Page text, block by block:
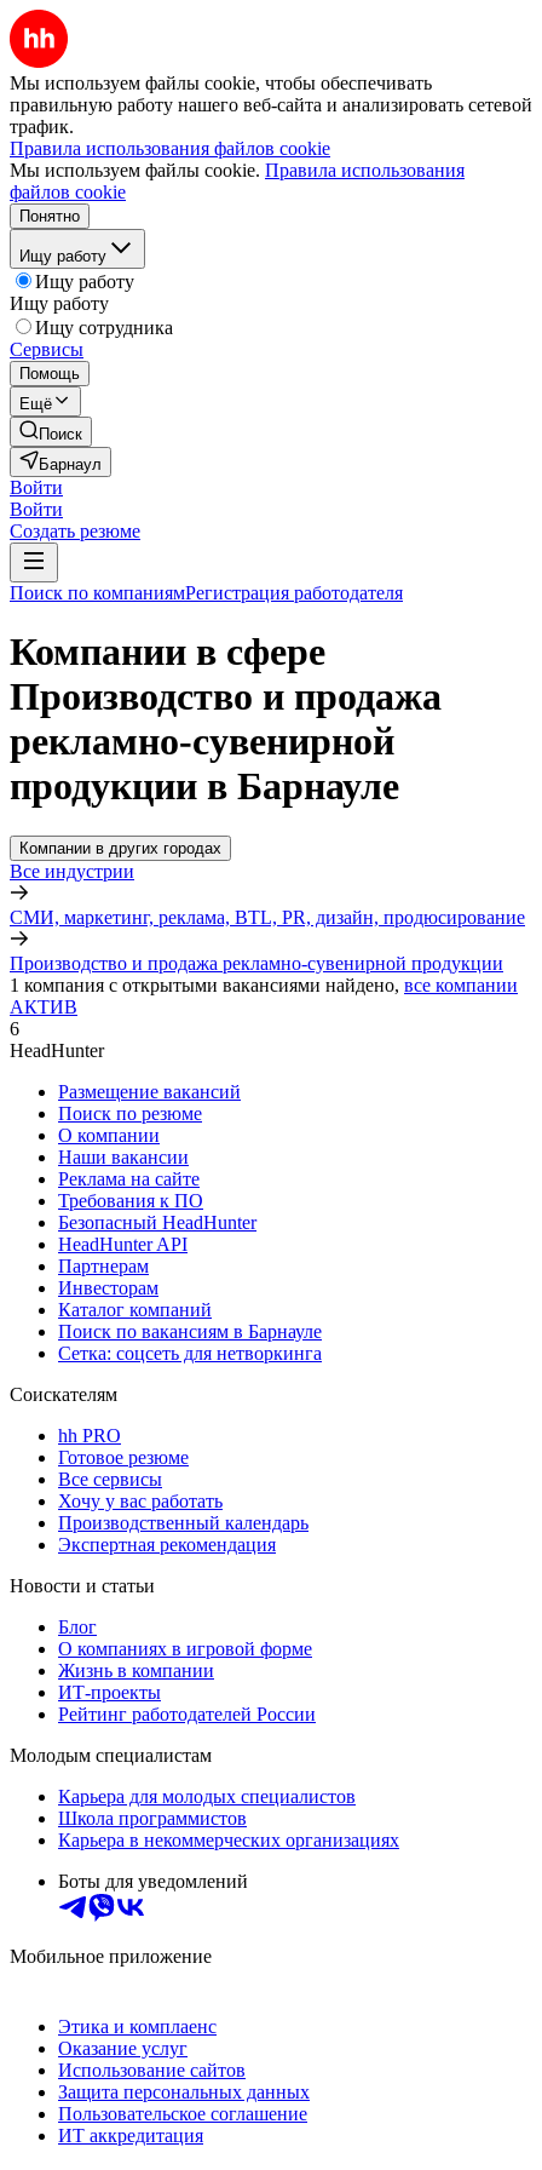
Мы используем файлы cookie, чтобы обеспечивать
правильную работу нашего веб-сайта и анализировать сетевой
трафик.
Правила использования файлов cookie
Мы используем файлы cookie. Правила использования
файлов cookie
Понятно
Ищу работу
Ищу работу
Ищу работу
Ищу сотрудника
Сервисы
Помощь
Ещё
Поиск
Барнаул
Войти
Войти
Создать резюме
Поиск по компаниямРегистрация работодателя
Компании в сфере
Производство и продажа
рекламно-сувенирной
продукции в Барнауле
Компании в других городах
Все индустрии
СМИ, маркетинг, реклама, BTL, PR, дизайн, продюсирование
Производство и продажа рекламно-сувенирной продукции
1 компания с открытыми вакансиями найдено, все компании
АКТИВ
6
HeadHunter
Размещение вакансий
Поиск по резюме
О компании
Наши вакансии
Реклама на сайте
Требования к ПО
Безопасный HeadHunter
HeadHunter API
Партнерам
Инвесторам
Каталог компаний
Поиск по вакансиям в Барнауле
Сетка: соцсеть для нетворкинга
Соискателям
hh PRO
Готовое резюме
Все сервисы
Хочу у вас работать
Производственный календарь
Экспертная рекомендация
Новости и статьи
Блог
О компаниях в игровой форме
Жизнь в компании
ИТ-проекты
Рейтинг работодателей России
Молодым специалистам
Карьера для молодых специалистов
Школа программистов
Карьера в некоммерческих организациях
Боты для уведомлений
Мобильное приложение
Этика и комплаенс
Оказание услуг
Использование сайтов
Защита персональных данных
Пользовательское соглашение
ИТ аккредитация